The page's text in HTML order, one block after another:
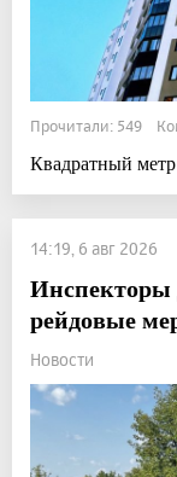
Прочитали: 549
Квадратный
14:19, 6 авг 2026
рейдовые
Новости